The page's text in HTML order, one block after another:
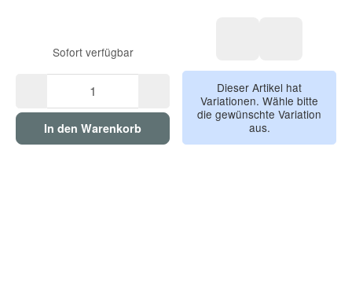
Sofort verfügbar
In den Warenkorb
Dieser Artikel hat
Variationen. Wähle bitte
die gewünschte Variation
aus.